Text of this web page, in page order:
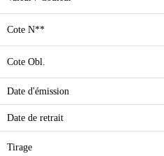
Cote N**
Cote Obl.
Date d'émission
Date de retrait
Tirage